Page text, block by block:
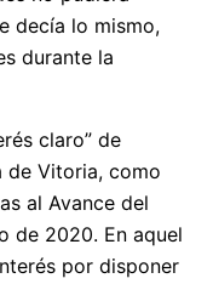
decía lo mismo,
durante la
claro” de
de Vitoria, como
al Avance del
de 2020. En aquel
por disponer